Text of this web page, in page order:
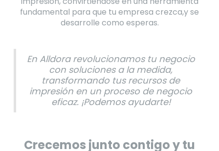
fundamental para que tu empresa crezca,y se
desarrolle como esperas.
En Alldora revolucionamos tu negocio
con soluciones a la medida,
transformando tus recursos de
impresión en un proceso de negocio
eficaz. ¡Podemos ayudarte!
Crecemos junto contigo y tu